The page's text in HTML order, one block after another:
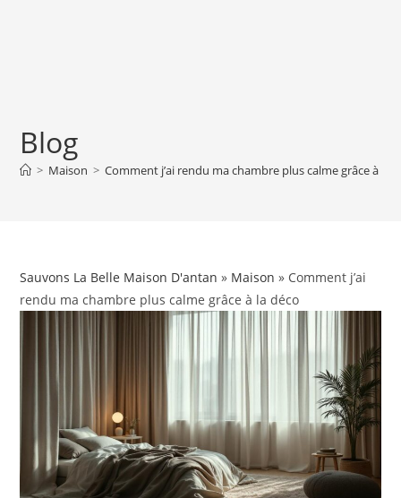
Blog
> Maison > Comment j’ai rendu ma chambre plus calme grâce à la
Sauvons La Belle Maison D'antan » Maison » Comment j’ai
rendu ma chambre plus calme grâce à la déco